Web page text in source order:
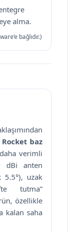
alma.
bağlıdır.)
Rocket baz
verimli
dBi anten
5.5°), uzak
tutma”
özellikle
kalan saha